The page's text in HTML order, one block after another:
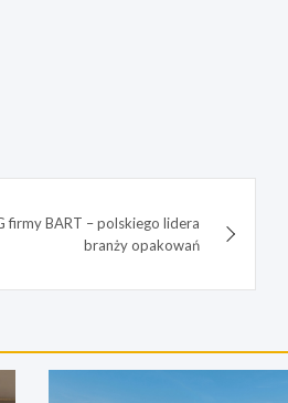
firmy BART – polskiego lidera
branży opakowań